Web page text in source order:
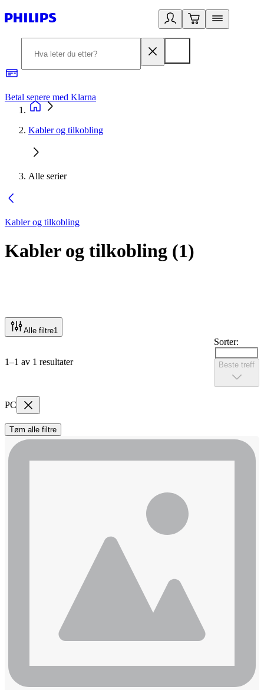
Betal senere med Klarna
Kabler og tilkobling
Alle serier
Kabler og tilkobling
Kabler og tilkobling (1)
Alle filtre1
1–1 av 1 resultater
Sorter:
Beste treff
PC
Tøm alle filtre